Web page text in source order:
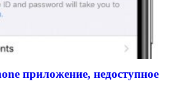
приложение, недоступное